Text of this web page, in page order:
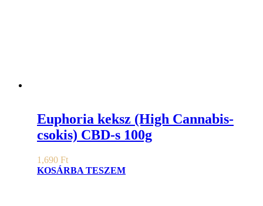
Euphoria keksz (High Cannabis-
csokis) CBD-s 100g
1,690 Ft
KOSÁRBA TESZEM